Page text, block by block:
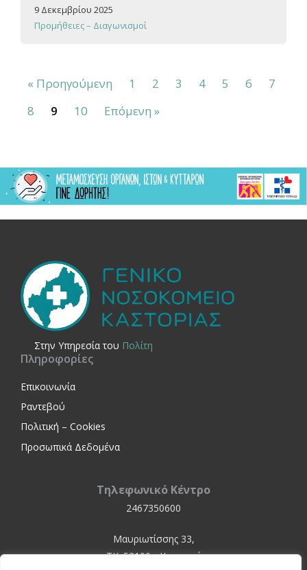
9 Δεκεμβρίου 2025
Προμήθειες – Διαγωνισμοί
« Προηγούμενη 1 2 3 4 5 6
7
8
9 10 Επόμενη »
Στην Yπηρεσία του Πολίτη
Πληροφορίες
Επικοινωνία
Ραντεβού
Πολιτική – Cookies
Προσωπικά Δεδομένα
Τηλεφωνικό Κέντρο
2467350600
Μαυριωτίσσης 33,
ΤΚ. 52100 - Καστοριά